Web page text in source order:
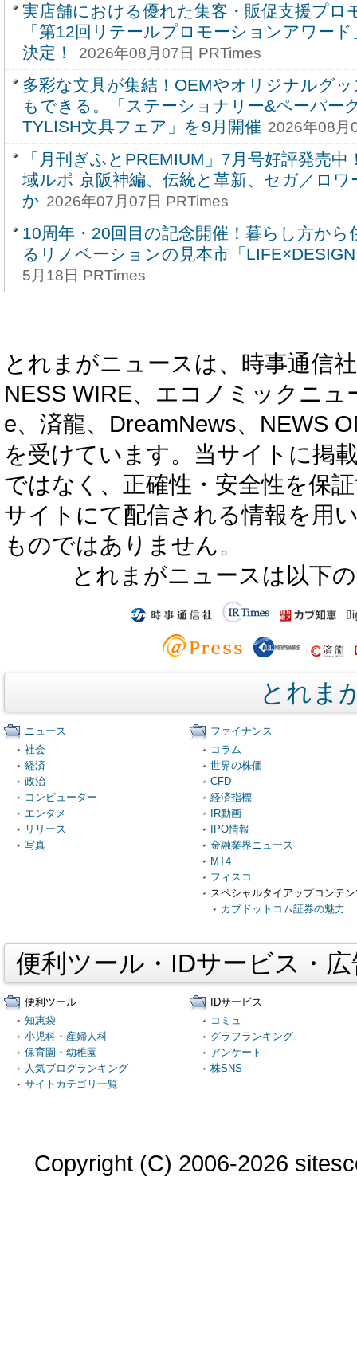
実店舗における優れた集客・販促支援プロ
「第12回リテールプロモーションアワー
決定！
2026年08月07日 PRTimes
多彩な文具が集結！OEMやオリジナルグ
もできる。「ステーショナリー&ペーパー
TYLISH文具フェア」を9月開催 2026年08月
「月刊ぎふとPREMIUM」7月号好評発売
域ルポ 京阪神編、伝統と革新、セガ／ロワ
か 2026年07月07日 PRTimes
10周年・20回目の記念開催！暮らし方か
るリノベーションの見本市「
5月18日 PRTimes
とれまがニュースは、時事通信
NESS WIRE、エコノミックニ
e、済龍、DreamNews、NEWS
を受けています。当サイトに掲
ではなく、正確性・安全性を保
サイトにて配信される情報を用
ものではありません。
とれまがニュースは以下
とれま
ニュース
社会
経済
政治
コンピューター
エンタメ
リリース
写真
ファイナンス
コラム
世界の株価
CFD
経済指標
IR動画
IPO情報
金融業界ニュース
MT4
フィスコ
スペシャルタイアップコンテ
カブドットコム証券の魅力
便利ツール・IDサービス・
便利ツール
知恵袋
小児科・産婦人科
保育園・幼稚園
人気ブログランキング
サイトカテゴリ一覧
IDサービス
コミュ
グラフランキング
アンケート
株SNS
Copyright (C) 2006-2026